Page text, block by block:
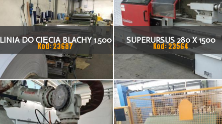
LINIA DO CIĘCIA BLACHY 1.500
X 1,5 (2,5) MM
Kod: 23687
SUPERURSUS 280 X 1500
TOKARKA
Kod: 23564